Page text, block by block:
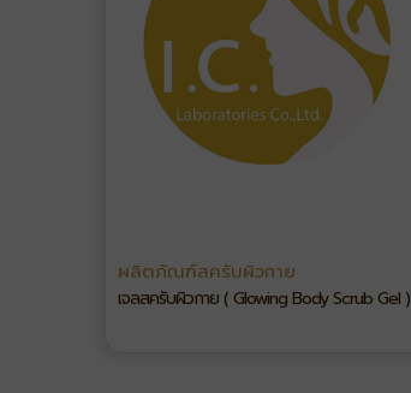
ผลิตภัณฑ์สครับผิวกาย
เจลสครับผิวกาย ( Glowing Body Scrub Gel )